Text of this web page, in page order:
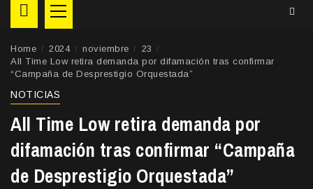
Primary
Menu
Home 2024 noviembre
23
All Time Low retira demanda por difamación tras confirmar
“Campaña de Desprestigio Orquestada”
NOTICIAS
All Time Low retira demanda por
difamación tras confirmar “Campaña
de Desprestigio Orquestada”